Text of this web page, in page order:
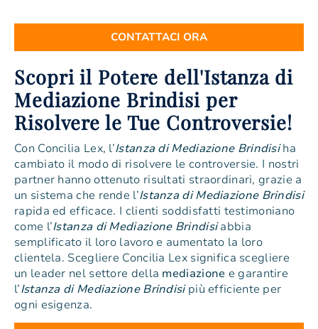
CONTATTACI ORA
Scopri il Potere dell'Istanza di
Mediazione Brindisi per
Risolvere le Tue Controversie!
Con Concilia Lex, l’Istanza di Mediazione Brindisiha
cambiato il modo di risolvere le controversie. I nostri
partner hanno ottenuto risultati straordinari, grazie a
un sistema che rende l’Istanza di Mediazione Brindisi
rapida ed efficace. I clienti soddisfatti testimoniano
come l’Istanza di Mediazione Brindisiabbia
semplificato il loro lavoro e aumentato la loro
clientela. Scegliere Concilia Lex significa scegliere
un leader nel settore della mediazione e garantire
l’Istanza di Mediazione Brindisipiù efficiente per
ogni esigenza.